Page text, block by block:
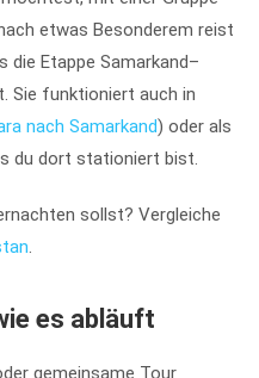
etwas Besonderem reist
Etappe Samarkand–
Sie funktioniert auch in
nach Samarkand) oder als
du dort stationiert bist.
sollst? Vergleiche
.
es abläuft
gemeinsame Tour